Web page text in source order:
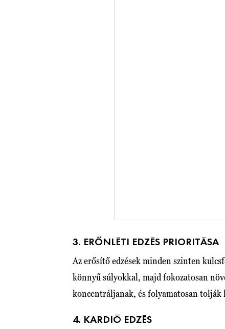
3. ERŐNLÉTI EDZÉS PRIORITÁSA
Az erősítő edzések minden szinten
könnyű súlyokkal, majd fokozatosan
koncentráljanak, és folyamatosan tolják
4. KARDIÓ EDZÉS